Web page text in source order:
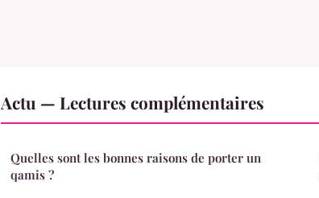
Actu — Lectures complémentaires
Quelles sont les bonnes raisons de porter un
qamis ?